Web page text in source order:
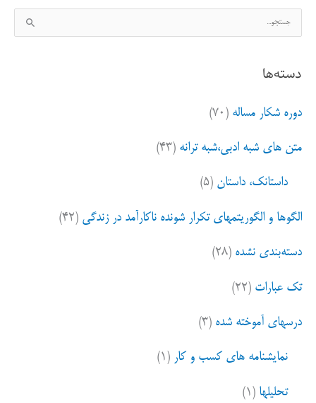
س
ج
ب
ا
دسته‌ها
دوره شکار مساله (۷۰)
متن های شبه ادبی،شبه ترانه (۴۳)
داستانک، داستان (۵)
الگوها و الگوریتمهای تکرار شونده ناکارآمد در زندگی (۴۲)
دسته‌بندی نشده (۲۸)
تک عبارات (۲۲)
درسهای آموخته شده (۳)
نمایشنامه های کسب و کار (۱)
تحلیلها (۱)